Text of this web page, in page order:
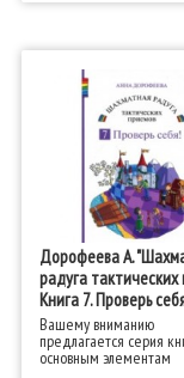
Дорофеева А.
радуга тактических
Книга 7. Проверь
Вашему вниманию
предлагается серия
основным элементам